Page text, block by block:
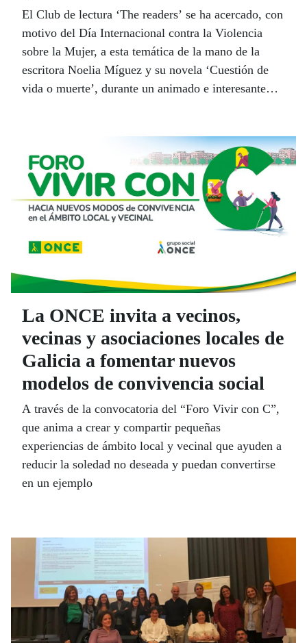
El Club de lectura ‘The readers’ se ha acercado, con
motivo del Día Internacional contra la Violencia
sobre la Mujer, a esta temática de la mano de la
escritora Noelia Míguez y su novela ‘Cuestión de
vida o muerte’, durante un animado e interesante
La ONCE invita a vecinos,
vecinas y asociaciones locales de
Galicia a fomentar nuevos
modelos de convivencia social
A través de la convocatoria del “Foro Vivir con C”,
que anima a crear y compartir pequeñas
experiencias de ámbito local y vecinal que ayuden a
reducir la soledad no deseada y puedan convertirse
en un ejemplo